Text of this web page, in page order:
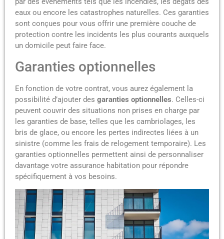
eaux ou encore les catastrophes naturelles. Ces garanties
sont conçues pour vous offrir une première couche de
protection contre les incidents les plus courants auxquels
un domicile peut faire face.
Garanties optionnelles
En fonction de votre contrat, vous aurez également la
possibilité d’ajouter des garanties optionnelles. Celles-ci
peuvent couvrir des situations non prises en charge par
les garanties de base, telles que les cambriolages, les
bris de glace, ou encore les pertes indirectes liées à un
sinistre (comme les frais de relogement temporaire). Les
garanties optionnelles permettent ainsi de personnaliser
davantage votre assurance habitation pour répondre
spécifiquement à vos besoins.